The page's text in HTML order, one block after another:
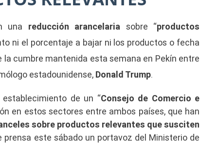
una reducción arancelaria sobre “productos
ni el porcentaje a bajar ni los productos o fecha
cumbre mantenida esta semana en Pekín entre
estadounidense, Donald Trump.
de un “Consejo de Comercio e
en estos sectores entre ambos países, que han
sobre productos relevantes que susciten
prensa este sábado un portavoz del Ministerio de